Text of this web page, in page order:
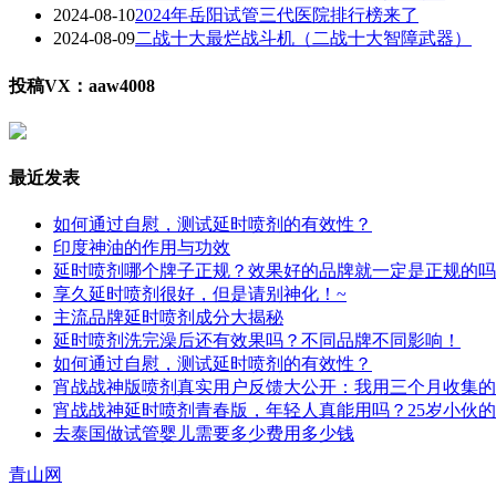
2024-08-102024年岳阳试管三代医院排行榜来了
2024-08-09二战十大最烂战斗机（二战十大智障武器）
投稿VX：aaw4008
最近发表
如何通过自慰，测试延时喷剂的有效性？
印度神油的作用与功效
延时喷剂哪个牌子正规？效果好的品牌就一定是正规的吗
享久延时喷剂很好，但是请别神化！~
主流品牌延时喷剂成分大揭秘
延时喷剂洗完澡后还有效果吗？不同品牌不同影响！
如何通过自慰，测试延时喷剂的有效性？
宵战战神版喷剂真实用户反馈大公开：我用三个月收集
宵战战神延时喷剂青春版，年轻人真能用吗？25岁小伙
去泰国做试管婴儿需要多少费用多少钱
青山网